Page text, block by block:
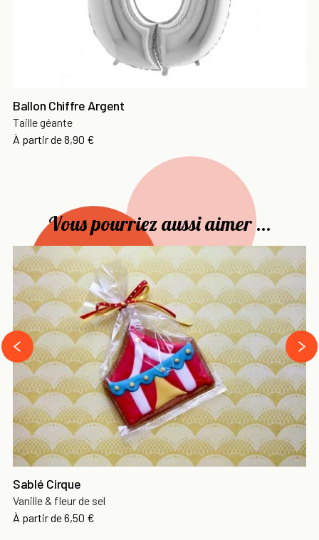
Ballon Chiffre Argent
Taille géante
À partir dePrix
8,90 €
Vous pourriez aussi aimer ...
Sablé Cirque
Vanille & fleur de sel
À partir de6,50 €
‹
›